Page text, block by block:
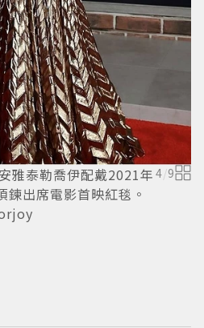
雅泰勒喬伊配戴2021年
出席電影首映紅毯。
4/9